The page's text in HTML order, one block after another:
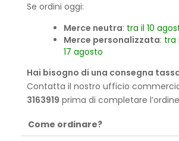
Se ordini oggi:
Merce neutra: tra il 10
Merce personalizzata: tra
17 agosto
Hai bisogno di una consegna
Contatta il nostro ufficio
3163919 prima di completare
Come ordinare?